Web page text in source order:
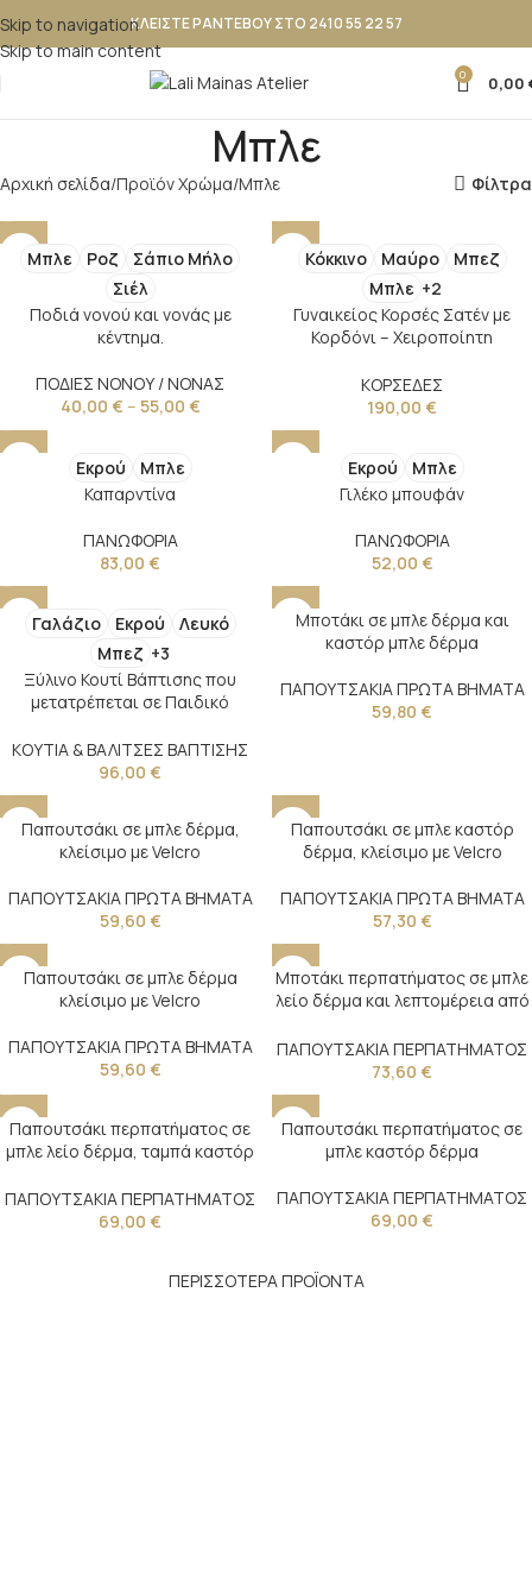
Skip to navigation
Skip to main content
ΚΛΕΙΣΤΕ ΡΑΝΤΕΒΟΥ ΣΤΟ 2410 55 22 57
0 0,00
Μπλε
Αρχική σελίδα Προϊόν Χρώμα Μπλε Φίλτρα
Μπλε Ροζ
Σάπιο Μήλο
Σιέλ
Ποδιά νονού και νονάς με
κέντημα.
ΠΟΔΙΕΣ ΝΟΝΟΥ / ΝΟΝΑΣ
40,00 € – 55,00 €
Κόκκινο Μαύρο
Μπεζ
Μπλε +2
Γυναικείος Κορσές Σατέν με
Κορδόνι – Χειροποίητη
ΚΟΡΣΕΔΕΣ
190,00 €
Εκρού
Μπλε
Καπαρντίνα
ΠΑΝΩΦΟΡΙΑ
83,00 €
Εκρού
Μπλε
Γιλέκο μπουφάν
ΠΑΝΩΦΟΡΙΑ
52,00 €
Γαλάζιο Εκρού
Λευκό
Μπεζ +3
Ξύλινο Κουτί Βάπτισης που
μετατρέπεται σε Παιδικό
ΚΟΥΤΙΑ & ΒΑΛΙΤΣΕΣ ΒΑΠΤΙΣΗΣ
96,00 €
Μποτάκι σε μπλε δέρμα και
καστόρ μπλε δέρμα
ΠΑΠΟΥΤΣΑΚΙΑ ΠΡΩΤΑ ΒΗΜΑΤΑ
59,80 €
Παπουτσάκι σε μπλε δέρμα,
κλείσιμο με Velcro
ΠΑΠΟΥΤΣΑΚΙΑ ΠΡΩΤΑ ΒΗΜΑΤΑ
59,60 €
Παπουτσάκι σε μπλε καστόρ
δέρμα, κλείσιμο με Velcro
ΠΑΠΟΥΤΣΑΚΙΑ ΠΡΩΤΑ ΒΗΜΑΤΑ
57,30 €
Παπουτσάκι σε μπλε δέρμα
κλείσιμο με Velcro
ΠΑΠΟΥΤΣΑΚΙΑ ΠΡΩΤΑ ΒΗΜΑΤΑ
59,60 €
Μποτάκι περπατήματος σε μπλε
λείο δέρμα και λεπτομέρεια από
ΠΑΠΟΥΤΣΑΚΙΑ ΠΕΡΠΑΤΗΜΑΤΟΣ
73,60 €
Παπουτσάκι περπατήματος σε
μπλε λείο δέρμα, ταμπά καστόρ
κορδόνι και Velcro
ΠΑΠΟΥΤΣΑΚΙΑ ΠΕΡΠΑΤΗΜΑΤΟΣ
69,00 €
Παπουτσάκι περπατήματος σε
μπλε καστόρ δέρμα
ΠΑΠΟΥΤΣΑΚΙΑ ΠΕΡΠΑΤΗΜΑΤΟΣ
69,00 €
ΠΕΡΙΣΣΟΤΕΡΑ ΠΡΟΪΟΝΤΑ